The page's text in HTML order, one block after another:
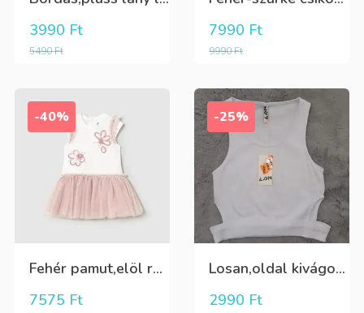
5490Ft
3990 Ft
9990Ft
7990 Ft
-40%
Fehér pamut,elöl rátűzött virággal,vállon és a szoknya része pöttyös tüll,egybe ruha
7575 Ft
-25%
Losan,oldal kivágott,alul passzés rövid lány trikó,póló
2990 Ft